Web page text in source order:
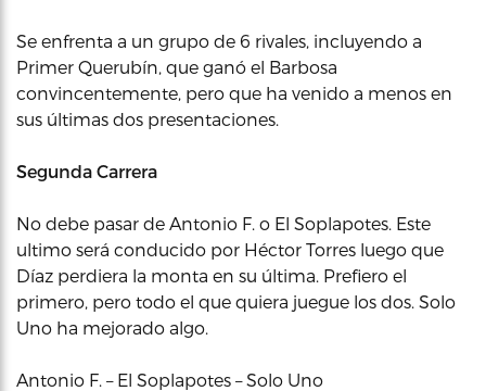
Se enfrenta a un grupo de 6 rivales, incluyendo a
Primer Querubín, que ganó el Barbosa
convincentemente, pero que ha venido a menos en
sus últimas dos presentaciones.
Segunda Carrera
No debe pasar de Antonio F. o El Soplapotes. Este
ultimo será conducido por Héctor Torres luego que
Díaz perdiera la monta en su última. Prefiero el
primero, pero todo el que quiera juegue los dos. Solo
Uno ha mejorado algo.
Antonio F. – El Soplapotes – Solo Uno